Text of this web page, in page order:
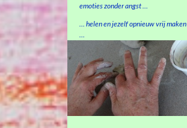
emoties zonder angst …
… helen en jezelf opnieuw vrij maken